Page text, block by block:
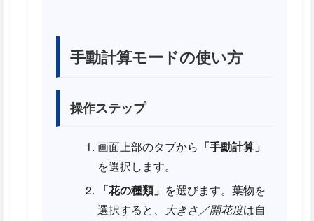
手動計算モードの使い方
操作ステップ
画面上部のタブから 「手動計算」
を選択します。
「花の種類」 を選びます。葉物を
選択すると、
大きさ／開花度は自